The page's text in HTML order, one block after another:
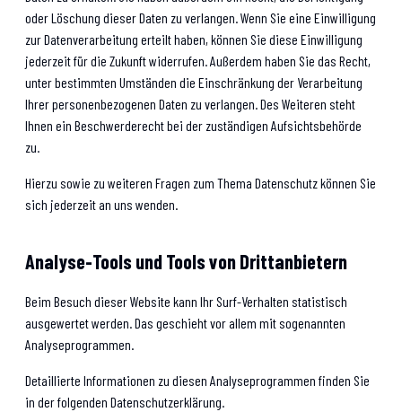
oder Löschung dieser Daten zu verlangen. Wenn Sie eine Einwilligung
zur Datenverarbeitung erteilt haben, können Sie diese Einwilligung
jederzeit für die Zukunft widerrufen. Außerdem haben Sie das Recht,
unter bestimmten Umständen die Einschränkung der Verarbeitung
Ihrer personenbezogenen Daten zu verlangen. Des Weiteren steht
Ihnen ein Beschwerderecht bei der zuständigen Aufsichtsbehörde
zu.
Hierzu sowie zu weiteren Fragen zum Thema Datenschutz können Sie
sich jederzeit an uns wenden.
Analyse-Tools und Tools von Dritt­anbietern
Beim Besuch dieser Website kann Ihr Surf-Verhalten statistisch
ausgewertet werden. Das geschieht vor allem mit sogenannten
Analyseprogrammen.
Detaillierte Informationen zu diesen Analyseprogrammen finden Sie
in der folgenden Datenschutzerklärung.